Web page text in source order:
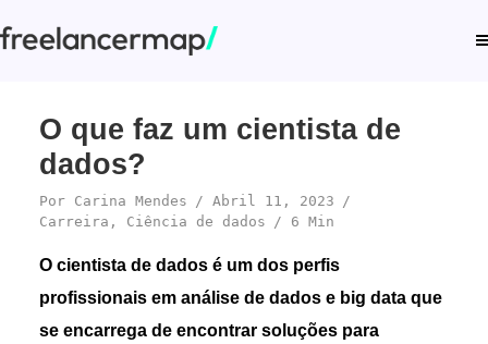
O que faz um cientista de
dados?
Por Carina Mendes
Abril 11, 2023
Carreira , Ciência de dados 6 Min
O cientista de dados é um dos perfis
profissionais em análise de dados e big data que
se encarrega de encontrar soluções para